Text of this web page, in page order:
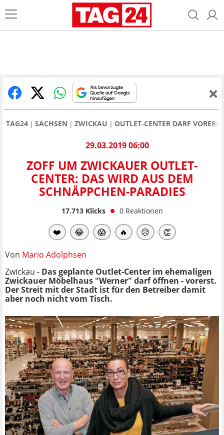
TAG24 SACHSEN ZWICKAU OUTLET-CENTER DARF
29.03.2019 06:00
ZOFF UM ZWICKAUER OUTLET-
CENTER: DAS WIRD AUS DEM
SCHNÄPPCHEN-PARADIES
17.713Klicks 0 Reaktionen
❤️ 😂 😱 🔥 😥 👏
Von Mario Adolphsen
Zwickau - Das geplante Outlet-Center im ehemaligen
Zwickauer Möbelhaus "Werner" darf öffnen - vorerst.
Der Streit mit der Stadt ist für den Betreiber damit
aber noch nicht vom Tisch.